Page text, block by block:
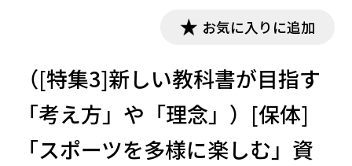
お気に入りに追加
（[特集3]新しい教科書が目指す
「考え方」や「理念」）[保体]
「スポーツを多様に楽しむ」資